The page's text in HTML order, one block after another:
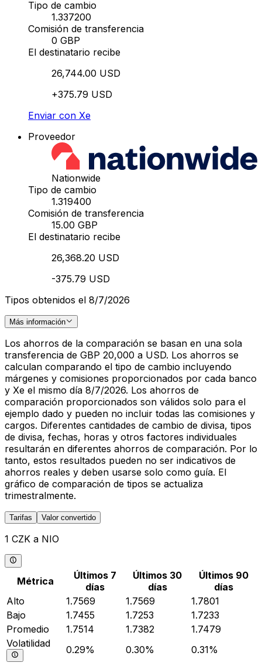
Tipo de cambio
1.337200
Comisión de transferencia
0 GBP
El destinatario recibe
26,744.00 USD
+375.79 USD
Enviar con Xe
Proveedor
Nationwide
Tipo de cambio
1.319400
Comisión de transferencia
15.00 GBP
El destinatario recibe
26,368.20 USD
-375.79 USD
Tipos obtenidos el 8/7/2026
Más información
Los ahorros de la comparación se basan en una sola
transferencia de GBP 20,000 a USD. Los ahorros se
calculan comparando el tipo de cambio incluyendo
márgenes y comisiones proporcionados por cada banco
y Xe el mismo día 8/7/2026. Los ahorros de
comparación proporcionados son válidos solo para el
ejemplo dado y pueden no incluir todas las comisiones y
cargos. Diferentes cantidades de cambio de divisa, tipos
de divisa, fechas, horas y otros factores individuales
resultarán en diferentes ahorros de comparación. Por lo
tanto, estos resultados pueden no ser indicativos de
ahorros reales y deben usarse solo como guía. El
gráfico de comparación de tipos se actualiza
trimestralmente.
Tarifas Valor convertido
1 CZK a NIO
Métrica
Últimos 7
días
Últimos 30
días
Últimos 90
días
Alto
1.7569 1.7569
1.7801
Bajo
1.7455 1.7253
1.7233
Promedio
1.7514 1.7382
1.7479
Volatilidad
0.29% 0.30% 0.31%